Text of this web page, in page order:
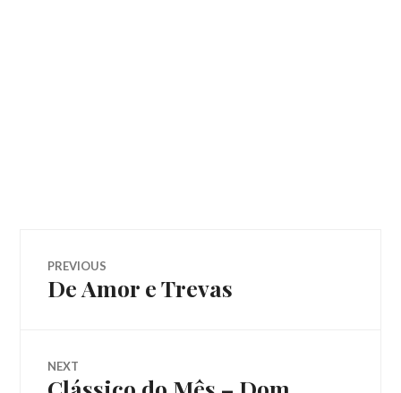
Navegação
de
Post
PREVIOUS
Previous
De Amor e Trevas
NEXT
Next